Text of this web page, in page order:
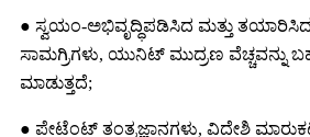
● ಸ್ವಯಂ-ಅಭಿವೃದ್ಧಿಪಡಿಸಿದ ಮತ್ತು ತಯಾರಿಸಿದ
ಸಾಮಗ್ರಿಗಳು, ಯುನಿಟ್ ಮುದ್ರಣ ವೆಚ್ಚವನ್ನು
ಮಾಡುತ್ತದೆ;
● ಪೇಟೆಂಟ್ ತಂತ್ರಜ್ಞಾನಗಳು, ವಿದೇಶಿ